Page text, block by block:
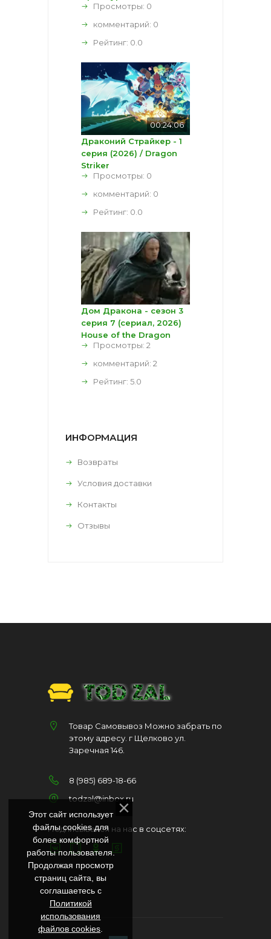
Просмотры: 0
комментарий: 0
Рейтинг: 0.0
00:24:06
Драконий Страйкер - 1
серия (2026) / Dragon
Striker
Просмотры: 0
комментарий: 0
Рейтинг: 0.0
Дом Дракона - сезон 3
серия 7 (сериал, 2026)
House of the Dragon
Просмотры: 2
комментарий: 2
Рейтинг: 5.0
ИНФОРМАЦИЯ
Возвраты
Условия доставки
Контакты
Отзывы
Товар Самовывоз Можно забрать по
этому адресу. г Щелково ул.
Заречная 146.
8 (985) 689-18-66
todzal@inbox.ru
Подписывайся на нас в соцсетях:
Этот сайт использует
файлы cookies для
более комфортной
работы пользователя.
Продолжая просмотр
страниц сайта, вы
соглашаетесь с
Политикой
использования
файлов cookies